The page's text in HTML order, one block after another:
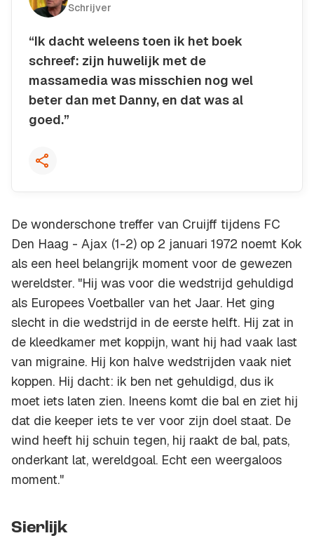
Schrijver
“Ik dacht weleens toen ik het boek
schreef: zijn huwelijk met de
massamedia was misschien nog wel
beter dan met Danny, en dat was al
goed.”
De wonderschone treffer van Cruijff tijdens FC
Den Haag - Ajax (1-2) op 2 januari 1972 noemt Kok
als een heel belangrijk moment voor de gewezen
wereldster. "Hij was voor die wedstrijd gehuldigd
als Europees Voetballer van het Jaar. Het ging
slecht in die wedstrijd in de eerste helft. Hij zat in
de kleedkamer met koppijn, want hij had vaak last
van migraine. Hij kon halve wedstrijden vaak niet
koppen. Hij dacht: ik ben net gehuldigd, dus ik
moet iets laten zien. Ineens komt die bal en ziet hij
dat die keeper iets te ver voor zijn doel staat. De
wind heeft hij schuin tegen, hij raakt de bal, pats,
onderkant lat, wereldgoal. Echt een weergaloos
moment."
Sierlijk